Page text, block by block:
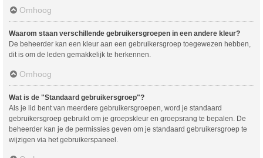
Omhoog
Waarom staan verschillende gebruikersgroepen in een andere kleur?
De beheerder kan een kleur aan een gebruikersgroep toegewezen hebben,
dit is om de leden gemakkelijk te herkennen.
Omhoog
Wat is de "Standaard gebruikersgroep"?
Als je lid bent van meerdere gebruikersgroepen, word je standaard
gebruikersgroep gebruikt om je groepskleur en groepsrang te bepalen. De
beheerder kan je de permissies geven om je standaard gebruikersgroep te
wijzigen via het gebruikerspaneel.